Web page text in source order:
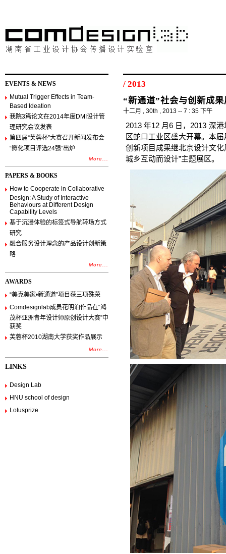
EVENTS & NEWS
Mutual Trigger Effects in Team-
Based Ideation
我院3篇论文在2014年度DMI设计管
理研究会议发表
第四届“芙蓉杯”大赛召开新闻发布会
“孵化项目评选24强”出炉
More...
PAPERS & BOOKS
How to Cooperate in Collaborative
Design: A Study of Interactive
Behaviours at Different Design
Capability Levels
基于沉浸体验的标签式导航转场方式
研究
融合服务设计理念的产品设计创新策
略
More...
AWARDS
“美克美家•新通道”项目获三项殊荣
Comdesignlab成员花明泊作品在“鸿
茂杯亚洲青年设计师原创设计大赛”中
获奖
芙蓉杯2010湖南大学获奖作品展示
More...
LINKS
Design Lab
HNU school of design
Lotusprize
/ 2013
“新通道”社会与创新成
十二月 , 30th , 2013 -- 7 : 35 下午
2013 年12 月6 日，2013 深
区蛇口工业区盛大开幕。本届
创新项目成果继北京设计文
城乡互动而设计”主题展区。